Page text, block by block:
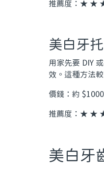
推薦度：★ ★
美白牙托
用家先要 DIY
效。這種方法
價錢：約
推薦度：★ ★
美白牙